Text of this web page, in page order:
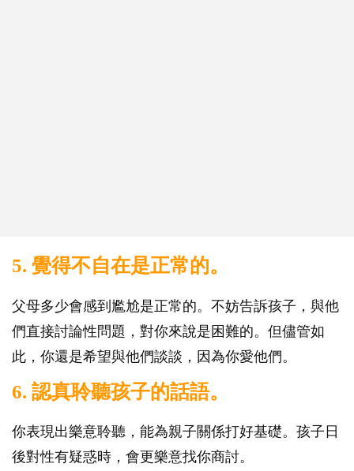
5. 覺得不自在是正常的。
父母多少會感到尷尬是正常的。不妨告訴孩子，與他
們直接討論性問題，對你來說是困難的。但儘管如
此，你還是希望與他們談談，因為你愛他們。
6. 認真聆聽孩子的話語。
你表現出樂意聆聽，能為親子關係打好基礎。孩子日
後對性有疑惑時，會更樂意找你商討。